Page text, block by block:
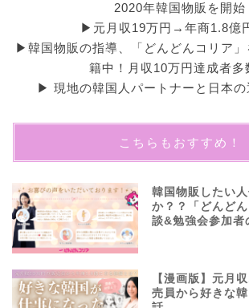
2020年韓国物販を開始
▶︎元月収19万円→年商1.8億
▶︎韓国物販の指導、「どんどんコリア」
籍中！月収10万円達成者多
▶︎ 現地の韓国人パートナーと日本の
こちらもおすすめ！
韓国物販したい
か？？「どんど
談&勉強会参加者
【漫画版】元月
売員から好きな